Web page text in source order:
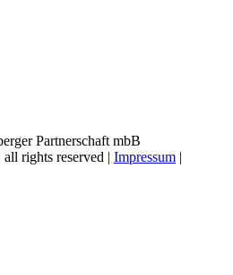
Partnerschaft mbB
all rights reserved | Impressum |